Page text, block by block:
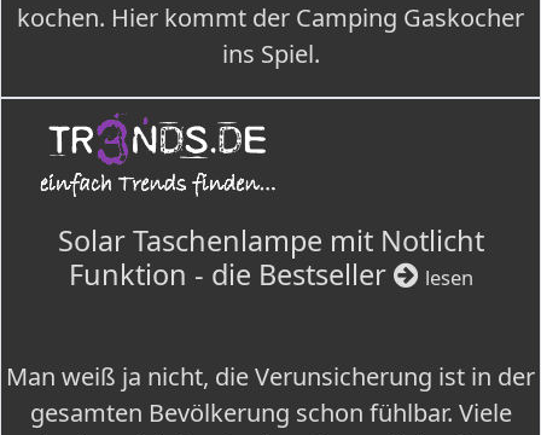
kochen. Hier kommt der Camping Gaskocher
ins Spiel.
Solar Taschenlampe mit Notlicht
Funktion - die Bestseller
lesen
Man weiß ja nicht, die Verunsicherung ist in der
gesamten Bevölkerung schon fühlbar. Viele